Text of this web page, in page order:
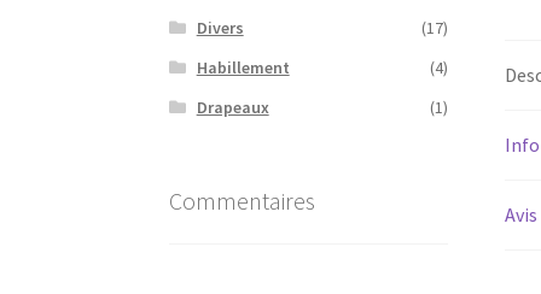
Divers
(17)
Habillement
(4)
Drapeaux
(1)
Commentaires